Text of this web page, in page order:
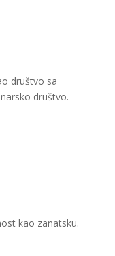
društvo sa
društvo.
kao zanatsku.